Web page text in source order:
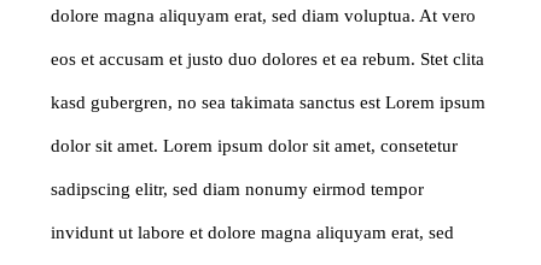
dolore magna aliquyam erat, sed diam voluptua. At vero
eos et accusam et justo duo dolores et ea rebum. Stet clita
kasd gubergren, no sea takimata sanctus est Lorem ipsum
dolor sit amet. Lorem ipsum dolor sit amet, consetetur
sadipscing elitr, sed diam nonumy eirmod tempor
invidunt ut labore et dolore magna aliquyam erat, sed